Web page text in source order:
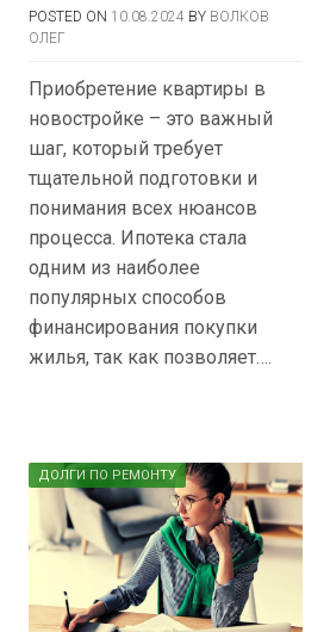
POSTED ON 10.08.2024 BY ВОЛКОВ
ОЛЕГ
Приобретение квартиры в
новостройке – это важный
шаг, который требует
тщательной подготовки и
понимания всех нюансов
процесса. Ипотека стала
одним из наиболее
популярных способов
финансирования покупки
жилья, так как позволяет….
ДОЛГИ ПО РЕМОНТУ